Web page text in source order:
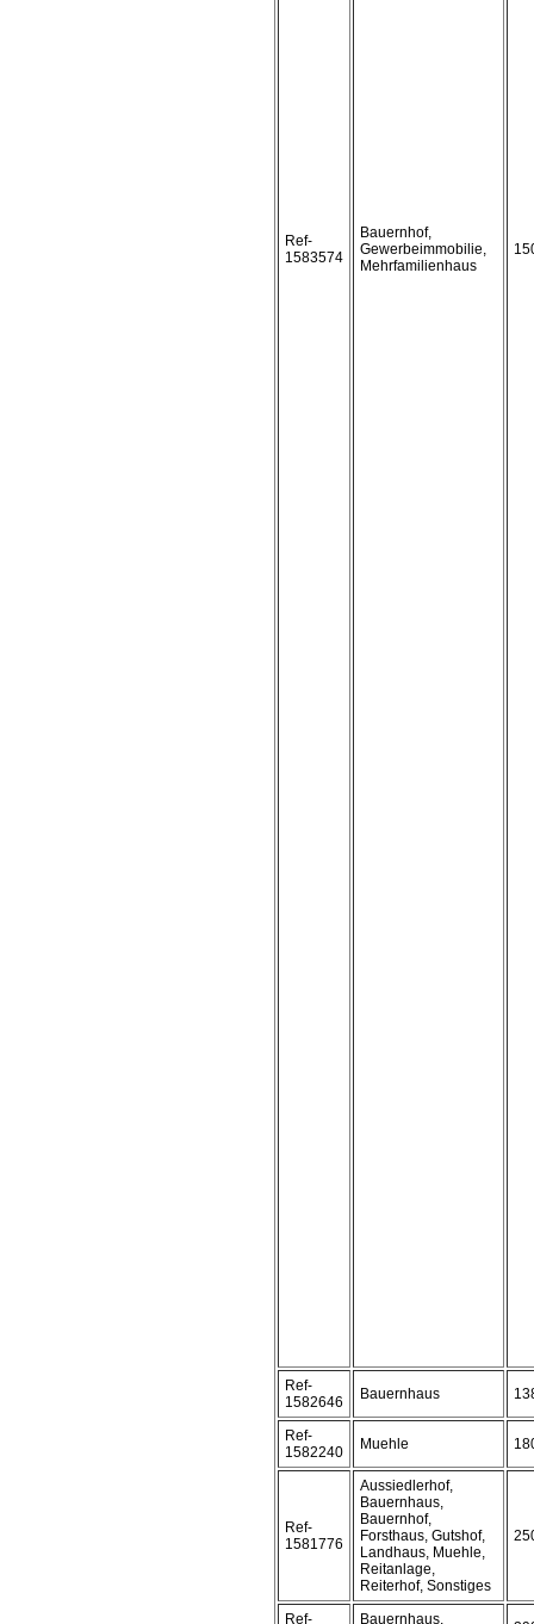
Ref-
1583574
Bauernhof,
Gewerbeimmobilie,
Mehrfamilienhaus
Ref-
1582646
Bauernhaus
Ref-
1582240
Muehle
Ref-
1581776
Aussiedlerhof,
Bauernhaus,
Bauernhof,
Forsthaus, Gutshof,
Landhaus, Muehle,
Reitanlage,
Reiterhof, Sonstiges
Ref- Bauernhaus,